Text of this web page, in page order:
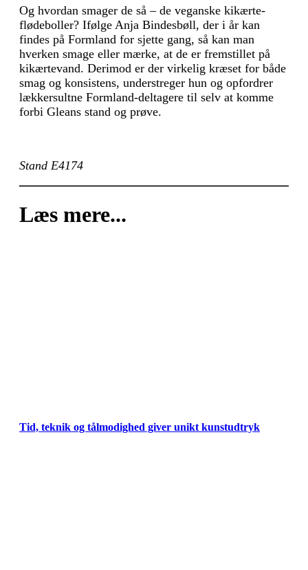
Og hvordan smager de så – de veganske kikærte-
fløde­boller? Ifølge Anja Bindesbøll, der i år kan
findes på Formland for sjette gang, så kan man
hverken smage eller mærke, at de er fremstillet på
kikærtevand. Derimod er der virkelig kræset for både
smag og konsistens, understreger hun og opfordrer
lækkersultne Formland-deltagere til selv at komme
forbi Gleans stand og prøve.
Stand E4174
Læs mere...
Tid, teknik og tålmodighed giver unikt kunstudtryk